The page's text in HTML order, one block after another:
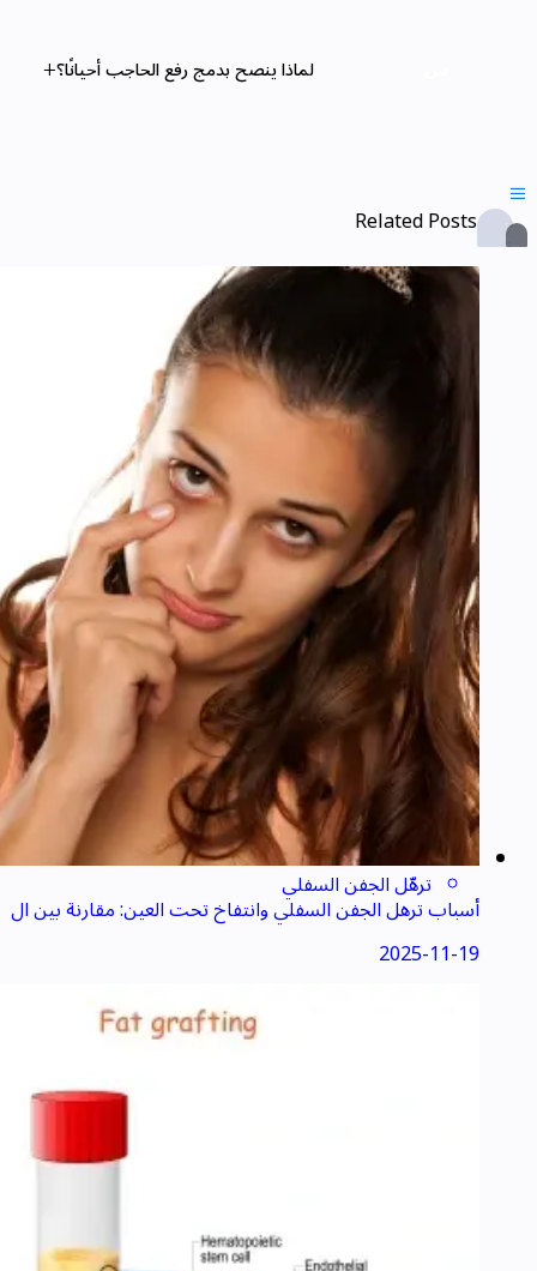
لماذا ينصح بدمج رفع الحاجب أحيانًا؟

Related Posts
ترهّل الجفن السفلي
أسباب ترهل الجفن السفلي وانتفاخ تحت العين: مقارنة بين ال
جراحة التقليدية وتقنية بدون ندبات
2025-11-19